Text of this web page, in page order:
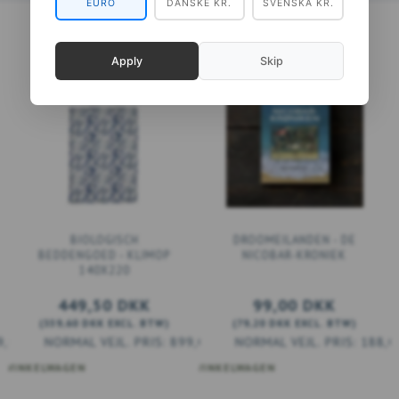
DKK
BEDDENGOED - KLIMOP
140X220
449,50 DKK
359,60 DKK EXCL. BTW
899,00 DKK
WINKELWAGEN
DROOMEILANDEN - DE
NICOBAR-KRONIEK
99,00 DKK
79,20 DKK EXCL. BTW
VOEG TOE AAN WINKELWAGEN
EURO DANSKE KR. SVENSKA KR.
Apply Skip